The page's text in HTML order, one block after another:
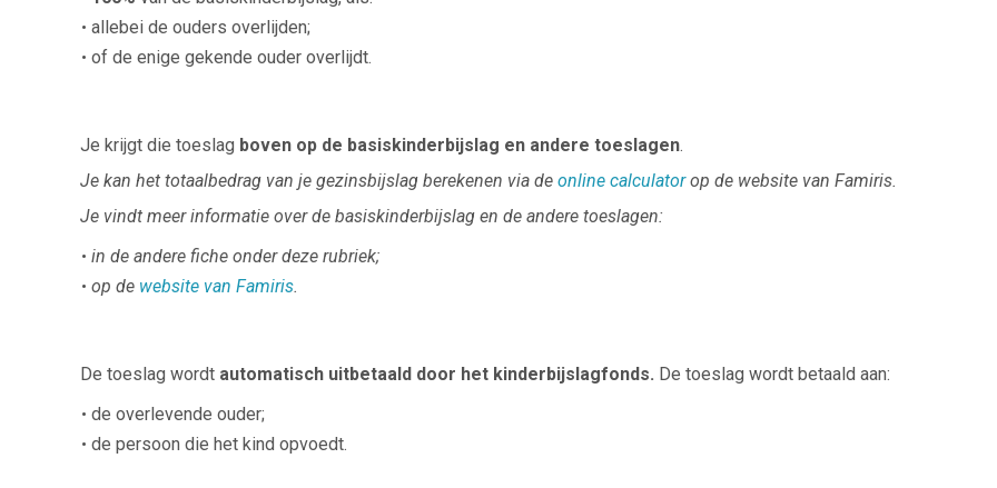
allebei de ouders overlijden;
of de enige gekende ouder overlijdt.
Je krijgt die toeslag boven op de basiskinderbijslag en andere toeslagen.
Je kan het totaalbedrag van je gezinsbijslag berekenen via de online calculatorop de website van Famiris.
Je vindt meer informatie over de basiskinderbijslag en de andere toeslagen:
in de andere fiche onder deze rubriek;
op de website van Famiris.
De toeslag wordt automatisch uitbetaald door het kinderbijslagfonds. De toeslag wordt betaald aan:
de overlevende ouder;
de persoon die het kind opvoedt.